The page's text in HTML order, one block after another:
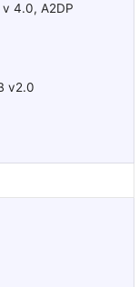
4.0, A2DP
v2.0